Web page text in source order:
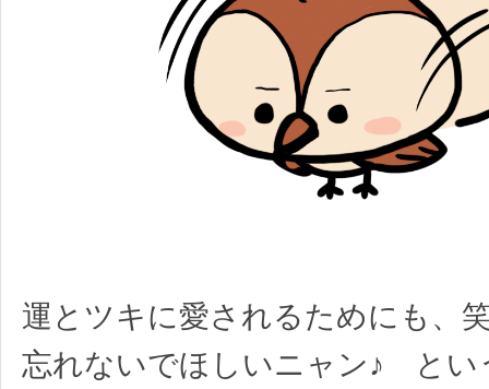
運とツキに愛されるためにも、
忘れないでほしいニャン♪ とい